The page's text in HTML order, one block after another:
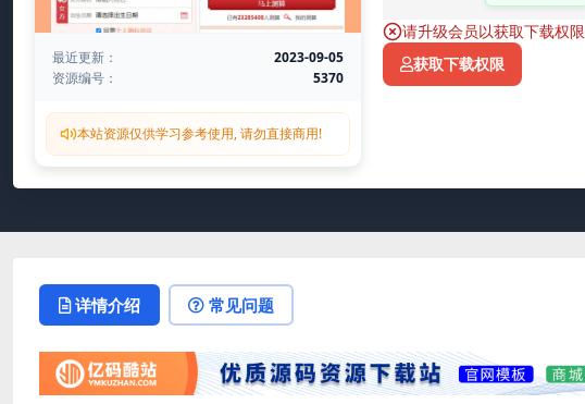
最近更新：
2023-09-05
资源编号：
5370
本站资源仅供学习参考使用, 请勿直接商用!
请升级会员以获取下载权限
获取下载权限
详情介绍 常见问题